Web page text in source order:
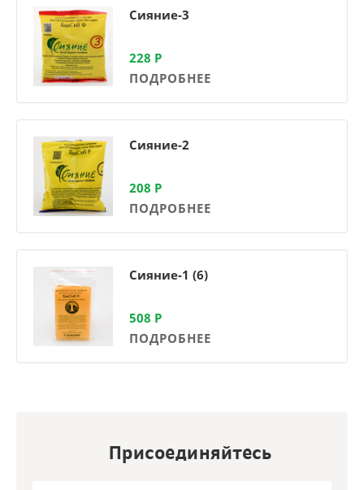
Сияние-3
228 Р
ПОДРОБНЕЕ
Сияние-2
208 Р
ПОДРОБНЕЕ
Сияние-1 (6)
508 Р
ПОДРОБНЕЕ
Присоединяйтесь